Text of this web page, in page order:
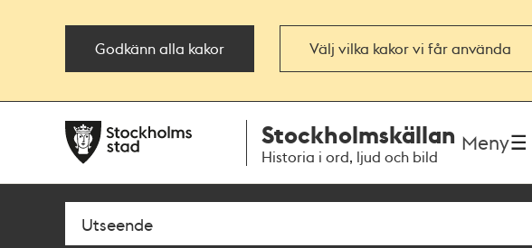
Godkänn alla kakor Välj vilka kakor vi får använda
navigationen
huvudinnehållet
Stockholmskällan
Historia i ord, ljud och bild
Meny
Sök